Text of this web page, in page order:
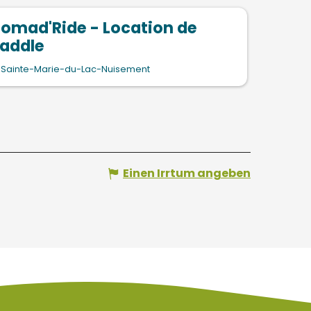
- Location de
Sainte-Marie-du-Lac-Nuisement
Einen Irrtum angeben